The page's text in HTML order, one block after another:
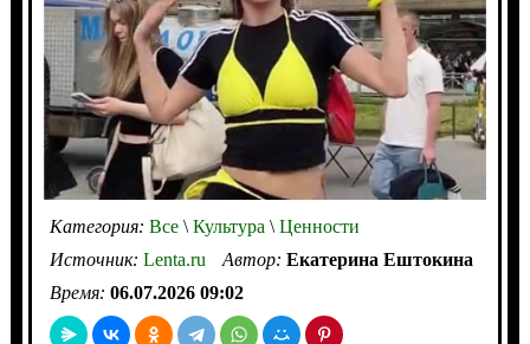
Категория: Все\Культура \Ценности
Источник: Lenta.ru Автор: Екатерина Ештокина
Время: 06.07.2026 09:02